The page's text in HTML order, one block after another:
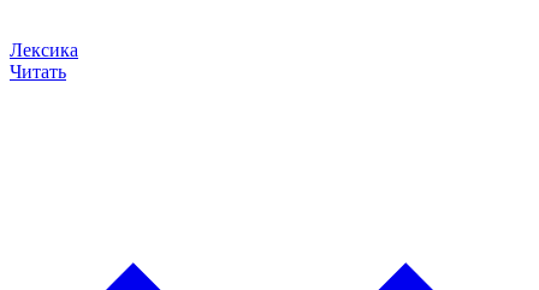
Лексика
Читать